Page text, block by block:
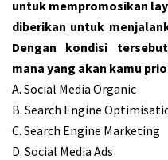
untuk mempromosikan
diberikan untuk
Dengan kondisi
mana yang akan kamu
A. Social Media Organic
B. Search Engine
C. Search Engine Marketing
D. Social Media Ads